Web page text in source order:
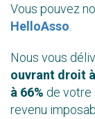
Vous pouvez
HelloAsso
Nous vous
ouvrant droit
à 66% de votre
revenu